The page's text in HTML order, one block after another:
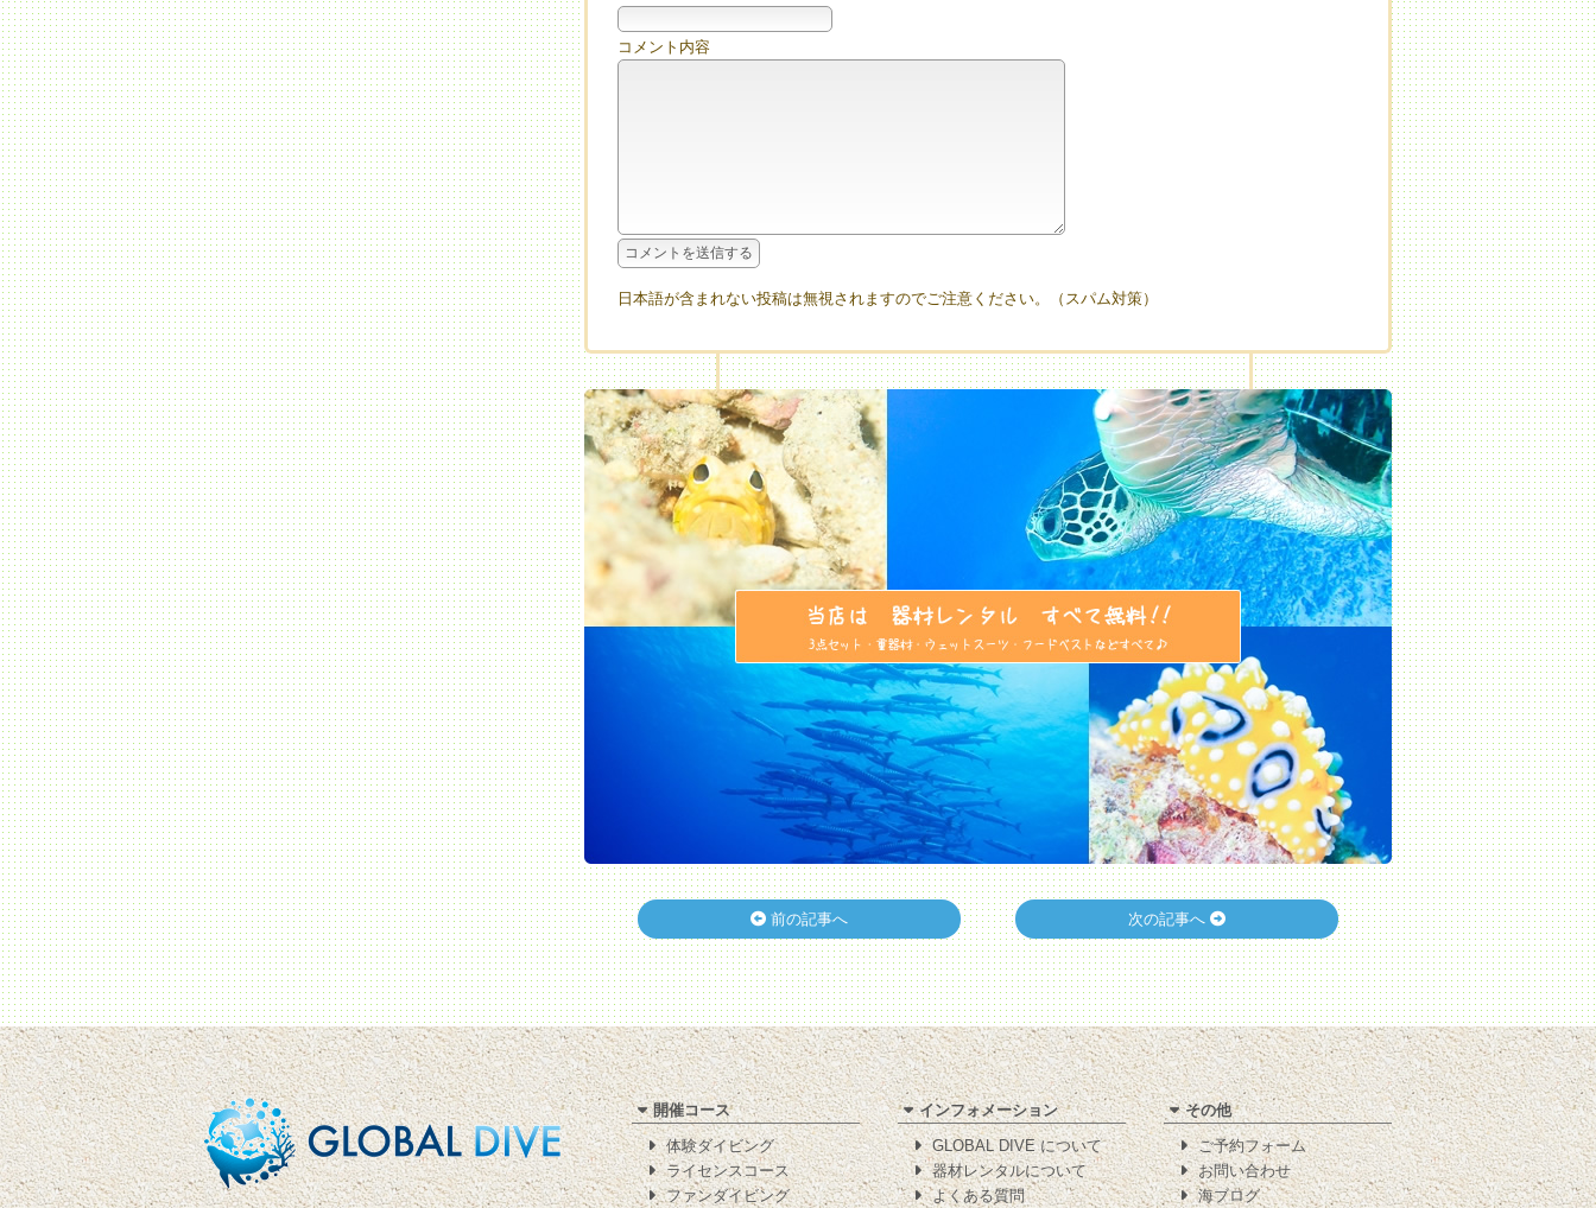
コメント内容
日本語が含まれない投稿は無視されますのでご注意ください。（スパム対策）
前の記事へ 次の記事へ
開催コース
体験ダイビング
ライセンスコース
ファンダイビング
インフォメーション
GLOBAL DIVE について
器材レンタルについて
よくある質問
その他
ご予約フォーム
お問い合わせ
海ブログ